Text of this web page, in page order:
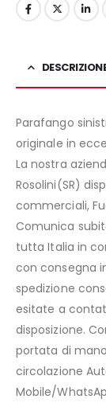
Parafango
originale in
La nostra
Rosolini(SR)
commerciali,
Comunica
tutta Italia in
con consegna
spedizione
esitate a
disposizione.
portata di
circolazione
Mobile/